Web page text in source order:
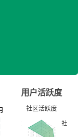
用户活跃度